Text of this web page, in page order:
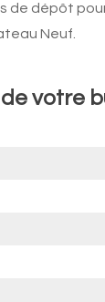
de dépôt
Neuf.
votre